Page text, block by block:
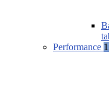
Performance